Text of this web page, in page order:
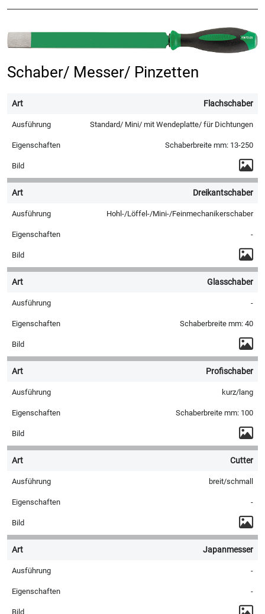
Schaber/ Messer/ Pinzetten
Flachschaber
Standard/ Mini/ mit Wendeplatte/ für Dichtungen
Schaberbreite mm: 13-250
Dreikantschaber
Hohl-/Löffel-/Mini-/Feinmechanikerschaber
-
Glasschaber
-
Schaberbreite mm: 40
Profischaber
kurz/lang
Schaberbreite mm: 100
Cutter
breit/schmall
-
Japanmesser
-
-